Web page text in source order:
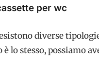
per wc
diverse
lo stesso, possiamo